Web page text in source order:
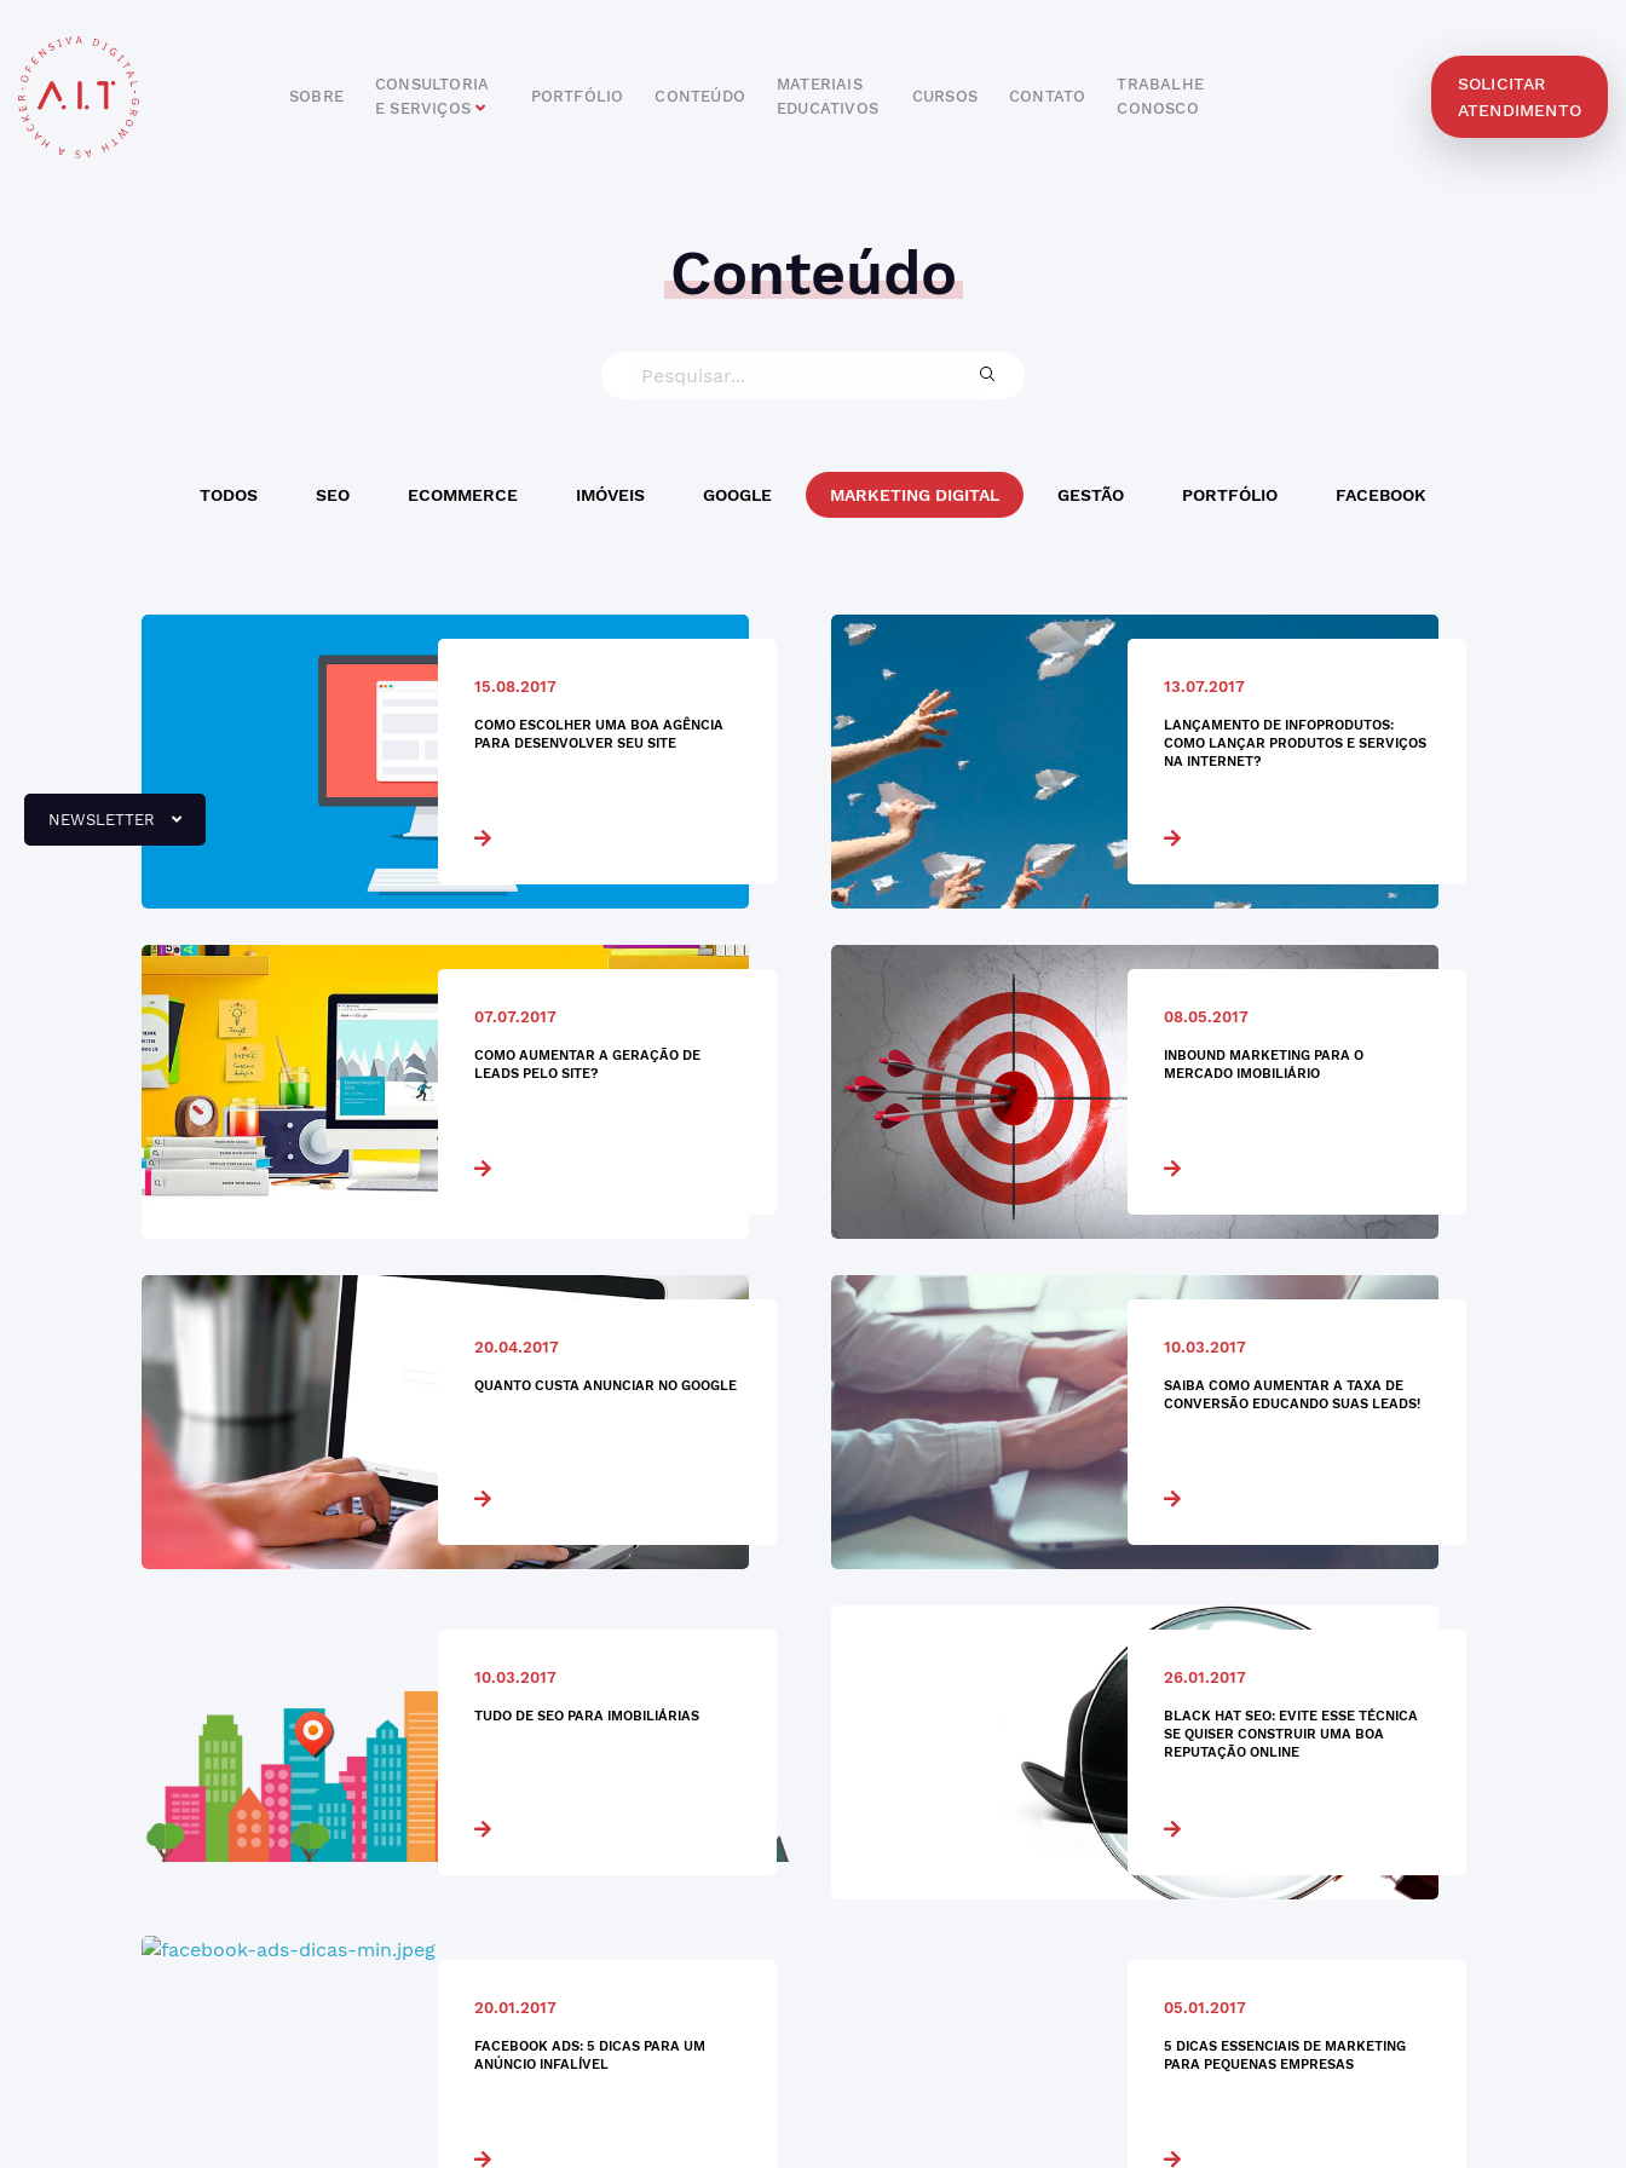
SOBRE
CONSULTORIA
E SERVIÇOS
ODONTOLÓGICO
HOTELARIA
BUSINESS INTELIGENCE
PORTFÓLIO CONTEÚDO
MATERIAIS
EDUCATIVOS
CURSOS CONTATO
TRABALHE
CONOSCO
SOLICITAR
ATENDIMENTO
NEWSLETTER
Conteúdo
TODOS SEO ECOMMERCE IMÓVEIS GOOGLE MARKETING DIGITAL GESTÃO PORTFÓLIO FACEBOOK
15.08.2017
COMO ESCOLHER UMA BOA AGÊNCIA
PARA DESENVOLVER SEU SITE
13.07.2017
LANÇAMENTO DE INFOPRODUTOS:
COMO LANÇAR PRODUTOS E SERVIÇOS
NA INTERNET?
07.07.2017
COMO AUMENTAR A GERAÇÃO DE
LEADS PELO SITE?
08.05.2017
INBOUND MARKETING PARA O
MERCADO IMOBILIÁRIO
20.04.2017
QUANTO CUSTA ANUNCIAR NO GOOGLE
10.03.2017
SAIBA COMO AUMENTAR A TAXA DE
CONVERSÃO EDUCANDO SUAS LEADS!
10.03.2017
TUDO DE SEO PARA IMOBILIÁRIAS
26.01.2017
BLACK HAT SEO: EVITE ESSE TÉCNICA
SE QUISER CONSTRUIR UMA BOA
REPUTAÇÃO ONLINE
20.01.2017
FACEBOOK ADS: 5 DICAS PARA UM
ANÚNCIO INFALÍVEL
05.01.2017
5 DICAS ESSENCIAIS DE MARKETING
PARA PEQUENAS EMPRESAS